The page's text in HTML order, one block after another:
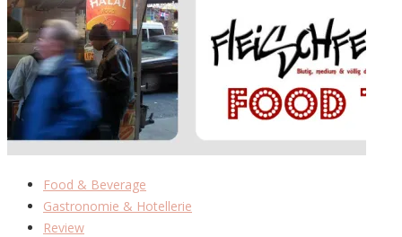
Food & Beverage
Gastronomie & Hotellerie
Review